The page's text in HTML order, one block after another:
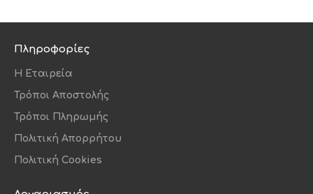
Πληροφορίες
Η Εταιρεία
Τρόποι Αποστολής
Τρόποι Πληρωμής
Πολιτική Απορρήτου
Πολιτική Cookies